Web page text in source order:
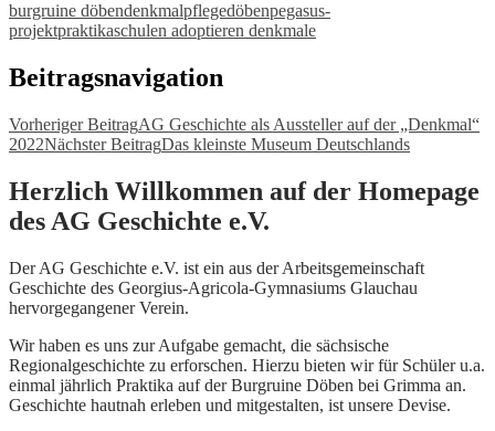
burgruine döbendenkmalpflegedöbenpegasus-
projektpraktikaschulen adoptieren denkmale
Beitragsnavigation
Vorheriger BeitragAG Geschichte als Aussteller auf der „Denkmal“
2022Nächster BeitragDas kleinste Museum Deutschlands
Herzlich Willkommen auf der Homepage
des AG Geschichte e.V.
Der AG Geschichte e.V. ist ein aus der Arbeitsgemeinschaft
Geschichte des Georgius-Agricola-Gymnasiums Glauchau
hervorgegangener Verein.
Wir haben es uns zur Aufgabe gemacht, die sächsische
Regionalgeschichte zu erforschen. Hierzu bieten wir für Schüler u.a.
einmal jährlich Praktika auf der Burgruine Döben bei Grimma an.
Geschichte hautnah erleben und mitgestalten, ist unsere Devise.